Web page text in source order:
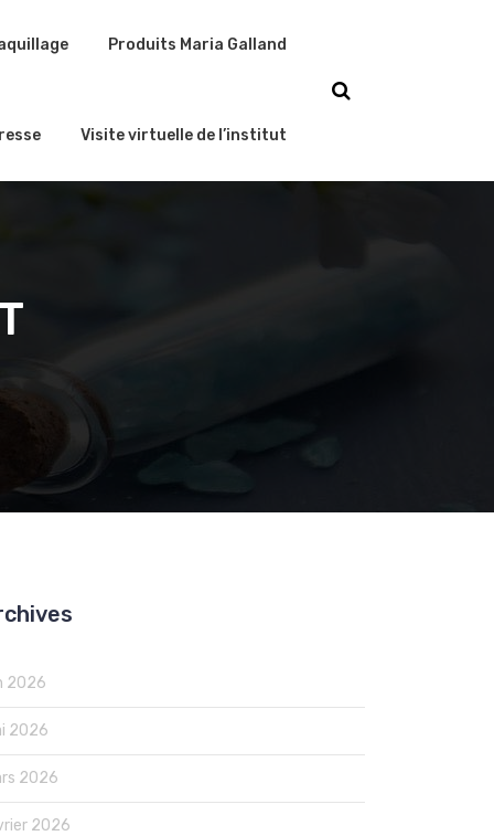
Produits Maria Galland
Visite virtuelle de l’institut
2026
2026
2026
2026